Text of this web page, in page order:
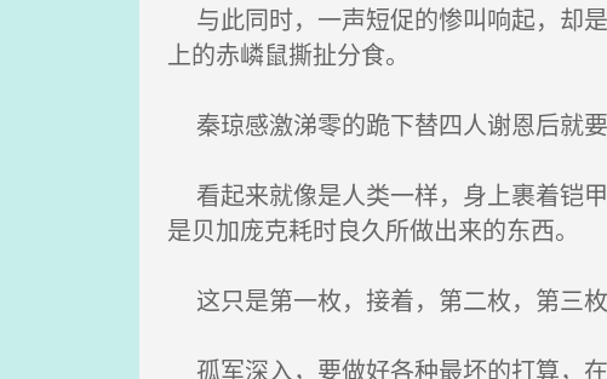
与此同时，一声短促的惨叫响起，却
上的赤嶙鼠撕扯分食。
秦琼感激涕零的跪下替四人谢恩后就
看起来就像是人类一样，身上裹着铠
是贝加庞克耗时良久所做出来的东西。
这只是第一枚，接着，第二枚，第三
孤军深入，要做好各种最坏的打算，